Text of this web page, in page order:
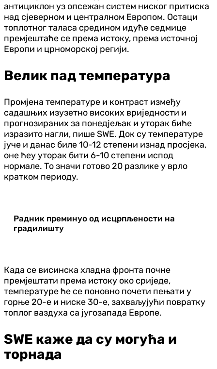
антициклон уз опсежан систем ниског притиска
над сјеверном и централном Европом. Остаци
топлотног таласа средином идуће седмице
премјештаће се према истоку, према источној
Европи и црноморској регији.
Велик пад температура
Промјена температуре и контраст између
садашњих изузетно високих вриједности и
прогнозираних за понедјељак и уторак биће
изразито нагли, пише SWE. Док су температуре
јуче и данас биле 10-12 степени изнад просјека,
оне ћеу уторак бити 6-10 степени испод
нормале. То значи готово 20 разлике у врло
кратком периоду.
Радник преминуо од исцрпљености на
градилишту
Када се висинска хладна фронта почне
премјештати према истоку око сриједе,
температуре ће се поновно почети пењати у
горње 20-е и ниске 30-е, захваљујући повратку
топлог ваздуха са југозапада Европе.
SWE каже да су могућа и
торнада